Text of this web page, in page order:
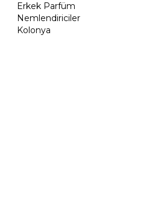
Erkek Parfüm
Nemlendiriciler
Kolonya